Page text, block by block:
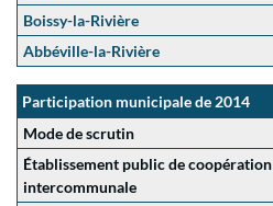
Boissy-la-Rivière
Abbéville-la-Rivière
Participation municipale de 2014
Mode de scrutin
Établissement public de coopération
intercommunale